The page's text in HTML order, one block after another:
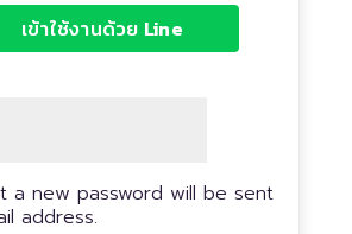
เข้าใช้งานด้วย Line
a new password will be sent
address.